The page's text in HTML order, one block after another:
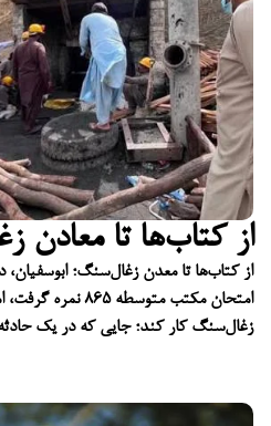
از کتاب‌ها تا معادن
از کتاب‌ها تا معدن زغال‌سنگ؛ ابوسفیان،
امتحان مکتب
زغال‌سنگ کار کند؛ جایی که در یک